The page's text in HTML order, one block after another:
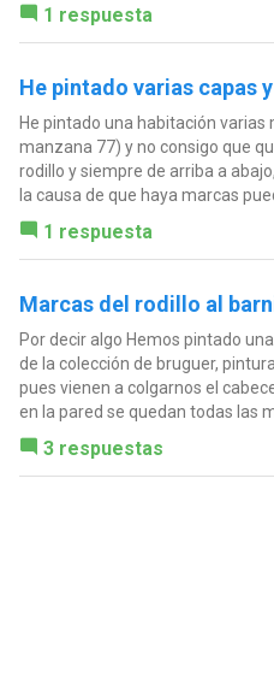
1 respuesta
He pintado varias capas
He pintado una habitación varias
manzana 77) y no consigo que
rodillo y siempre de arriba a
la causa de que haya marcas
1 respuesta
Marcas del rodillo al
Por decir algo Hemos pintado
de la colección de bruguer,
pues vienen a colgarnos el
en la pared se quedan todas las
3 respuestas